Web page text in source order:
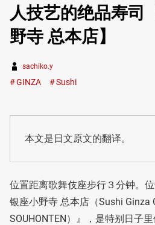
人技艺的绝品寿司
野寺 总本店】
sachiko.y
GINZA Sushi
本文是日文原文的翻译。
位置距离歌舞伎座步行３分钟。
银座小野寺 总本店（Sushi Ginza
SOUHONTEN）』，是特别日子